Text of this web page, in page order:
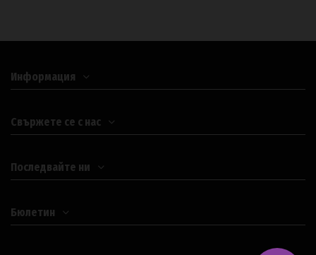
Информация
Свържете се с нас
Последвайте ни
Бюлетин